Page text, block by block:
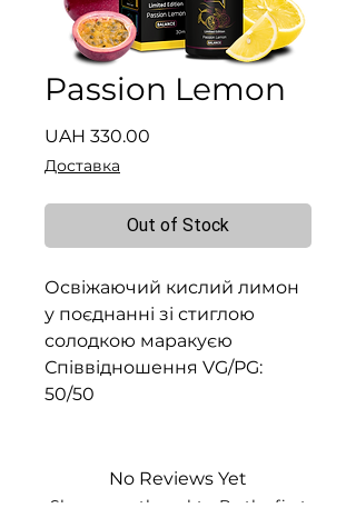
Passion Lemon
UAH 330.00
Доставка
Out of Stock
Освіжаючий кислий лимон
у поєднанні зі стиглою
солодкою маракуєю
Співвідношення VG/PG:
50/50
No Reviews Yet
Share your thoughts. Be the first